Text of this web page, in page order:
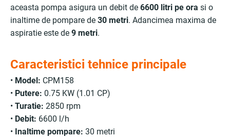
aceasta pompa asigura un debit de 6600 litri pe ora si o
inaltime de pompare de 30 metri. Adancimea maxima de
aspiratie este de 9 metri.
Caracteristici tehnice principale
• Model: CPM158
• Putere: 0.75 KW (1.01 CP)
• Turatie: 2850 rpm
• Debit: 6600 l/h
• Inaltime pompare: 30 metri